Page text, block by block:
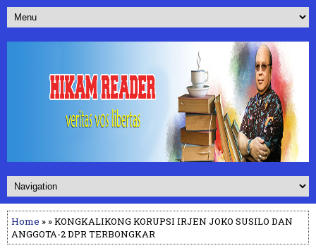
Home » » KONGKALIKONG KORUPSI IRJEN JOKO SUSILO DAN
ANGGOTA-2 DPR TERBONGKAR